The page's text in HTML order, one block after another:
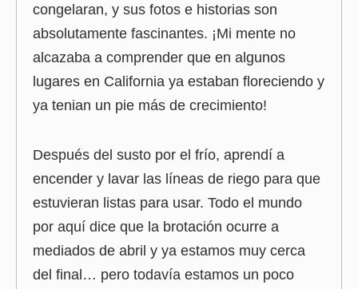
congelaran, y sus fotos e historias son
absolutamente fascinantes. ¡Mi mente no
alcazaba a comprender que en algunos
lugares en California ya estaban floreciendo y
ya tenian un pie más de crecimiento!
Después del susto por el frío, aprendí a
encender y lavar las líneas de riego para que
estuvieran listas para usar. Todo el mundo
por aquí dice que la brotación ocurre a
mediados de abril y ya estamos muy cerca
del final… pero todavía estamos un poco